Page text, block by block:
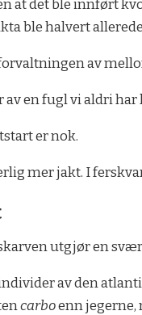
at det ble innført
ble halvert
av
en fugl vi aldri
er nok.
mer jakt. I
utgjør en
av den
carboenn jegerne,